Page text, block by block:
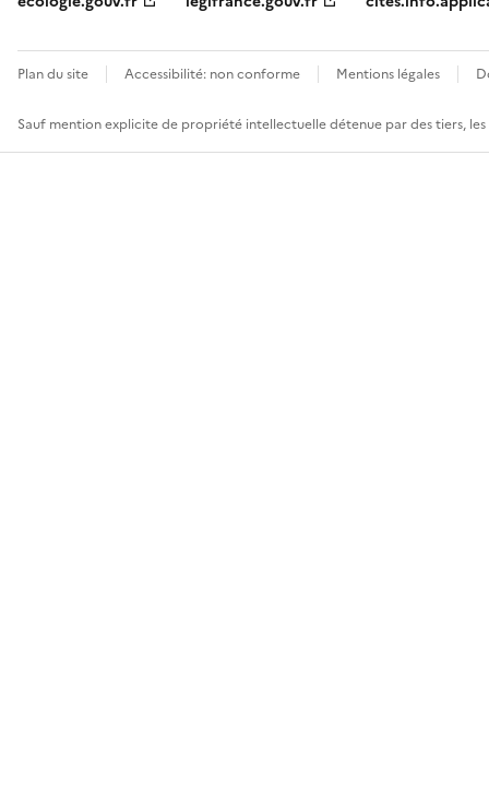
Plan du site Accessibilité: non conforme Mentions légales
Sauf mention explicite de propriété intellectuelle détenue par des tiers,